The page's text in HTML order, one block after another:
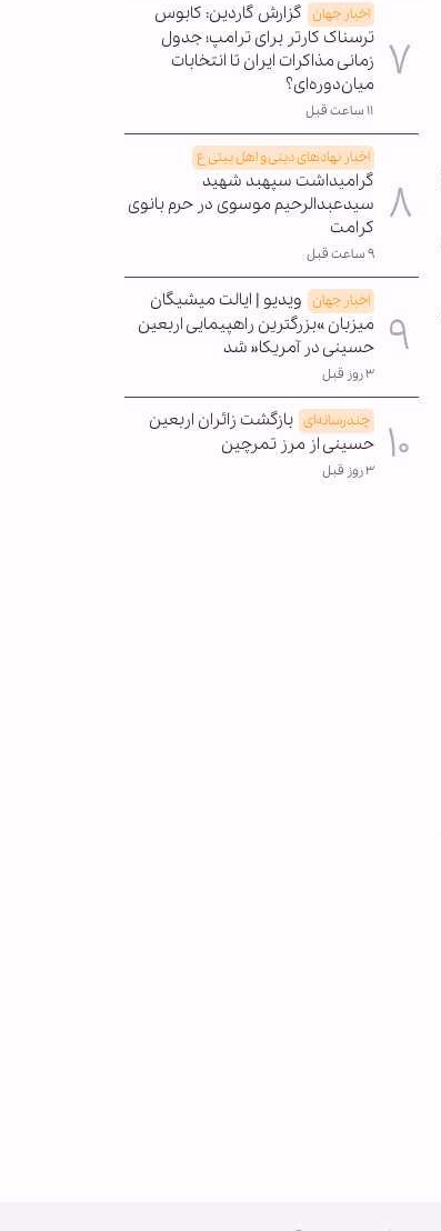
اخبار جهان گزارش گاردین: کابوس
ترسناک کارتر برای ترامپ؛ جدول
زمانی مذاکرات ایران تا انتخابات
میان‌دوره‌ای؟
۱۱ ساعت قبل
اخبار نهادهای دینی و اهل بیتی ع
گرامیداشت سپهبد شهید
سیدعبدالرحیم موسوی در حرم بانوی
کرامت
۹ ساعت قبل
اخبار جهان ویدیو | ایالت میشیگان
میزبان »بزرگترین راهپیمایی اربعین
حسینی در آمریکا« شد
۳ روز قبل
چندرسانه‌ای بازگشت زائران اربعین
حسینی از مرز تمرچین
۳ روز قبل